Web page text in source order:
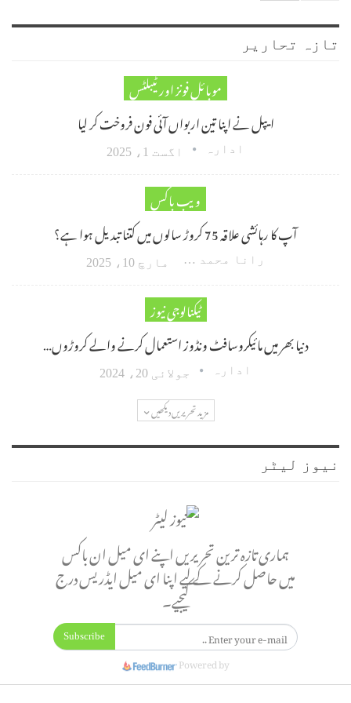
تازہ تحاریر
موبائل فونز اور ٹیبلٹس
ایپل نے اپنا تین اربواں آئی فون فروخت کر لیا
ادارہ اگست 1، 2025
ویب باکس
آپ کا رہائشی علاقہ 75 کروڑ سالوں میں کتنا تبدیل ہوا ہے؟
رانا محمد امین اکبر مارچ 10، 2025
ٹیکنالوجی نیوز
دنیا بھر میں مائیکروسافٹ ونڈوز استعمال کرنے والے کروڑوں…
ادارہ جولائی 20، 2024
مزید تحریریں دیکھیں
نیوز لیٹر
ہماری تازہ ترین تحریریں اپنے ای میل ان باکس
میں حاصل کرنے کے لیے اپنا ای میل ایڈریس درج
کیجیے۔
Subscribe
Powered by